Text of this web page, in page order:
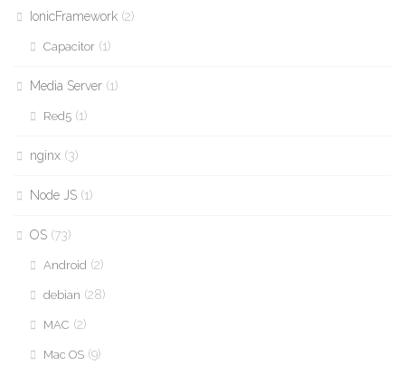
IonicFramework (2)
Capacitor (1)
Media Server (1)
Red5 (1)
nginx (3)
Node JS (1)
OS (73)
Android (2)
debian (28)
MAC (2)
Mac OS (9)